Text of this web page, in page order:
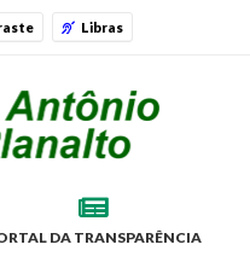
Libras
DA TRANSPARÊNCIA